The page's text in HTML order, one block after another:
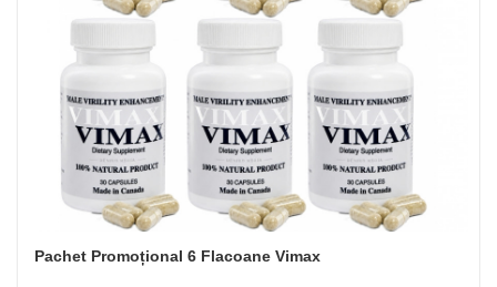
Pachet Promoțional 6 Flacoane Vimax